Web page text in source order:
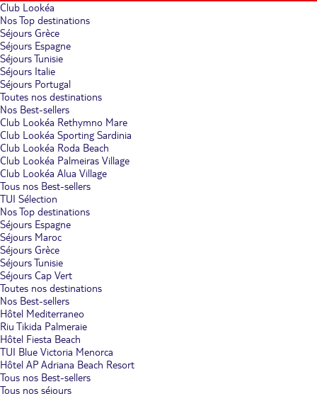
Club Lookéa
Nos Top destinations
Séjours Grèce
Séjours Espagne
Séjours Tunisie
Séjours Italie
Séjours Portugal
Toutes nos destinations
Nos Best-sellers
Club Lookéa Rethymno Mare
Club Lookéa Sporting Sardinia
Club Lookéa Roda Beach
Club Lookéa Palmeiras Village
Club Lookéa Alua Village
Tous nos Best-sellers
TUI Sélection
Nos Top destinations
Séjours Espagne
Séjours Maroc
Séjours Grèce
Séjours Tunisie
Séjours Cap Vert
Toutes nos destinations
Nos Best-sellers
Hôtel Mediterraneo
Riu Tikida Palmeraie
Hôtel Fiesta Beach
TUI Blue Victoria Menorca
Hôtel AP Adriana Beach Resort
Tous nos Best-sellers
Tous nos séjours